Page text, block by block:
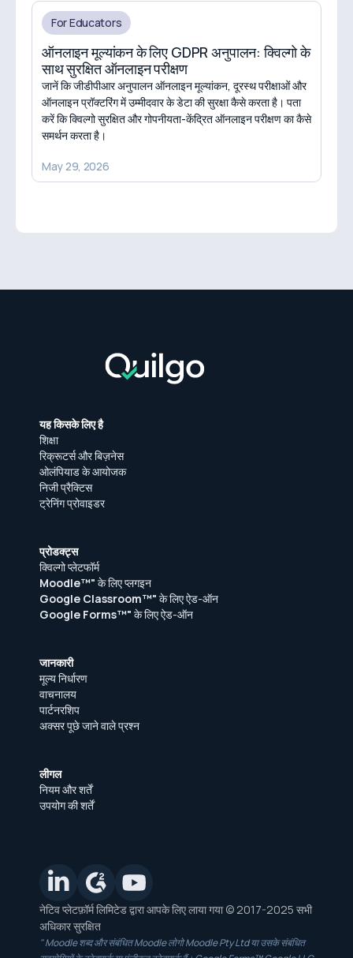
For Educators
ऑनलाइन मूल्यांकन के लिए GDPR अनुपालन: क्विल्गो के
साथ सुरक्षित ऑनलाइन परीक्षण
जानें कि जीडीपीआर अनुपालन ऑनलाइन मूल्यांकन, दूरस्थ परीक्षाओं और
ऑनलाइन प्रॉक्टरिंग में उम्मीदवार के डेटा की सुरक्षा कैसे करता है। पता
करें कि क्विल्गो सुरक्षित और गोपनीयता-केंद्रित ऑनलाइन परीक्षण का कैसे
समर्थन करता है।
May 29, 2026
यह किसके लिए है
शिक्षा
रिक्रूटर्स और बिज़नेस
ओलंपियाड के आयोजक
निजी प्रैक्टिस
ट्रेनिंग प्रोवाइडर
प्रोडक्ट्स
क्विल्गो प्लेटफॉर्म
Moodle™" के लिए प्लगइन
Google Classroom™" के लिए ऐड-ऑन
Google Forms™" के लिए ऐड-ऑन
जानकारी
मूल्य निर्धारण
वाचनालय
पार्टनरशिप
अक्सर पूछे जाने वाले प्रश्न
लीगल
नियम और शर्तें
उपयोग की शर्तें
नेटिव प्लेटफ़ॉर्म लिमिटेड द्वारा आपके लिए लाया गया © 2017-2025 सभी
अधिकार सुरक्षित
" Moodle शब्द और संबंधित Moodle लोगो Moodle Pty Ltd या उसके संबंधित